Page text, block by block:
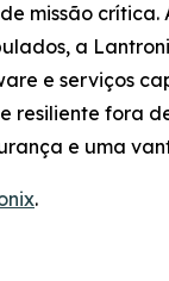
missão
a
e serviços
resiliente fora
e uma
.